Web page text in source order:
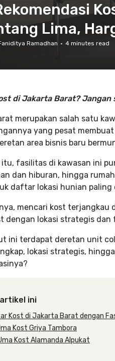
Lima,
Ramadhan · 4 minutes read
di Jakarta Barat? Jangan
merupakan salah satu
yang pesat
area bisnis baru
itu, fasilitas di kawasan ini
dan hiburan, hingga
daftar lokasi hunian paling
mencari kost
dengan lokasi strategis
ini terdapat deretan unit
lokasi strategis,
ini
Kost di Jakarta Barat dengan
Kost Griya Tambora
Kost Alamanda Alpukat